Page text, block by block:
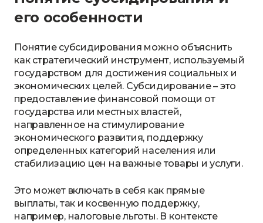
его особенности
Понятие субсидирования можно объяснить
как стратегический инструмент, используемый
государством для достижения социальных и
экономических целей. Субсидирование – это
предоставление финансовой помощи от
государства или местных властей,
направленное на стимулирование
экономического развития, поддержку
определенных категорий населения или
стабилизацию цен на важные товары и услуги.
Это может включать в себя как прямые
выплаты, так и косвенную поддержку,
например, налоговые льготы. В контексте